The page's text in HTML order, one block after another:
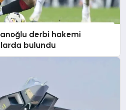
derbi hakemi
bulundu